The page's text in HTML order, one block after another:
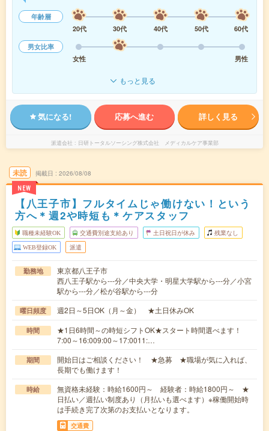
年齢層
20代
30代 40代 50代
60代
男女比率
女性
男性
もっと見る
気になる! 応募へ進む 詳しく見る
派遣会社 日研トータルソーシング株式会社 メディカルケア事業部
未読
NEW
掲載日 2026/08/08
【八王子市】フルタイムじゃ働けない！という
方へ＊週2や時短も＊ケアスタッフ
職種未経験OK 交通費別途支給あり 土日祝日が休み 残業なし
WEB登録OK 派遣
勤務地
東京都八王子市
西八王子駅から---分／中央大学・明星大学駅から---分／小宮
駅から---分／松が谷駅から---分
曜日頻度 週2日～5日OK（月～金） ★土日休みOK
時間
★1日6時間～の時短シフトOK★スタート時間選べます！
7:00～16:009:00～17:0011:…
期間
開始日はご相談ください！ ★急募 ★職場が気に入れば、
長期でも働けます！
時給
無資格未経験：時給1600円～ 経験者：時給1800円～ ★
日払い／週払い制度あり（月払いも選べます）※稼働開始時
は手続き完了次第のお支払いとなります。
交通費